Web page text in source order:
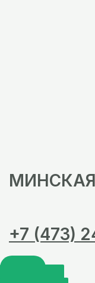
+7 (473)